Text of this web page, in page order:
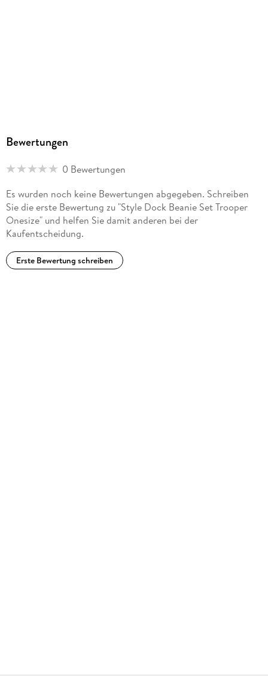
Bewertungen
0 Bewertungen
Es wurden noch keine Bewertungen abgegeben. Schreiben
Sie die erste Bewertung zu "Style Dock Beanie Set Trooper
Onesize" und helfen Sie damit anderen bei der
Kaufentscheidung.
Erste Bewertung schreiben